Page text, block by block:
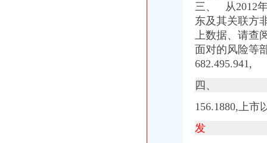
三、 从2012
东及其关联方
上数据、请查
面对的风险等
682.495.941,
四、
156.1880,上市
发